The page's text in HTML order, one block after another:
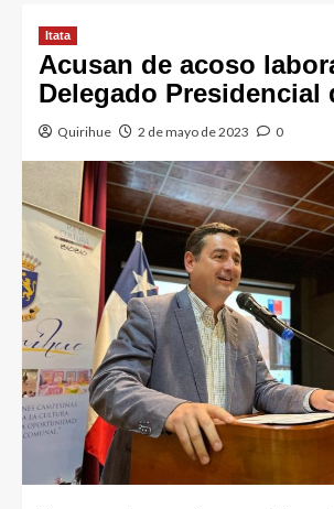
Itata
Acusan de acoso
Delegado Presidencial
Quirihue 2 de mayo de 2023 0